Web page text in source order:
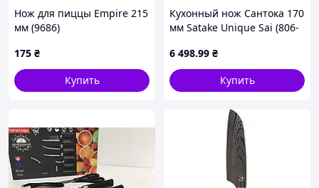
Нож для пиццы Empire 215
мм (9686)
175 ₴
Купить
Кухонный нож Сантока 170
мм Satake Unique Sai (806-
6 498.99 ₴
Купить